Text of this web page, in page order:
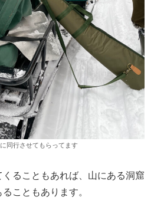
同行させてもらってます
ることもあれば、山にある洞窟
こともあります。